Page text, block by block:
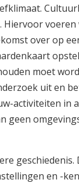
over op
moet
uit en
activiteiten in
geen
en -